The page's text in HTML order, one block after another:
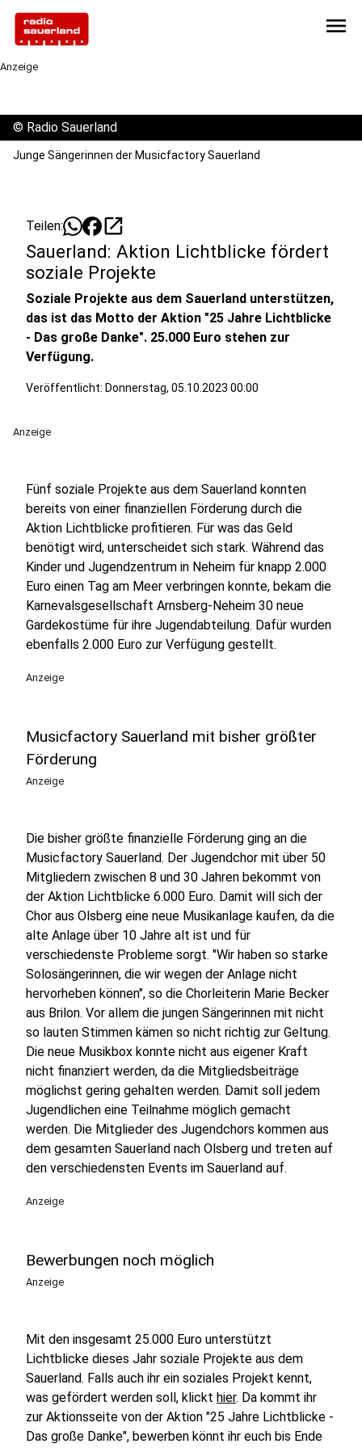
menu
Anzeige
© Radio Sauerland
Junge Sängerinnen der Musicfactory Sauerland
Teilen: open_in_new
Sauerland: Aktion Lichtblicke fördert
soziale Projekte
Soziale Projekte aus dem Sauerland unterstützen,
das ist das Motto der Aktion "25 Jahre Lichtblicke
- Das große Danke". 25.000 Euro stehen zur
Verfügung.
Veröffentlicht: Donnerstag, 05.10.2023 00:00
Anzeige
Fünf soziale Projekte aus dem Sauerland konnten
bereits von einer finanziellen Förderung durch die
Aktion Lichtblicke profitieren. Für was das Geld
benötigt wird, unterscheidet sich stark. Während das
Kinder und Jugendzentrum in Neheim für knapp 2.000
Euro einen Tag am Meer verbringen konnte, bekam die
Karnevalsgesellschaft Arnsberg-Neheim 30 neue
Gardekostüme für ihre Jugendabteilung. Dafür wurden
ebenfalls 2.000 Euro zur Verfügung gestellt.
Anzeige
Musicfactory Sauerland mit bisher größter
Förderung
Anzeige
Die bisher größte finanzielle Förderung ging an die
Musicfactory Sauerland. Der Jugendchor mit über 50
Mitgliedern zwischen 8 und 30 Jahren bekommt von
der Aktion Lichtblicke 6.000 Euro. Damit will sich der
Chor aus Olsberg eine neue Musikanlage kaufen, da die
alte Anlage über 10 Jahre alt ist und für
verschiedenste Probleme sorgt. "Wir haben so starke
Solosängerinnen, die wir wegen der Anlage nicht
hervorheben können", so die Chorleiterin Marie Becker
aus Brilon. Vor allem die jungen Sängerinnen mit nicht
so lauten Stimmen kämen so nicht richtig zur Geltung.
Die neue Musikbox konnte nicht aus eigener Kraft
nicht finanziert werden, da die Mitgliedsbeiträge
möglichst gering gehalten werden. Damit soll jedem
Jugendlichen eine Teilnahme möglich gemacht
werden. Die Mitglieder des Jugendchors kommen aus
dem gesamten Sauerland nach Olsberg und treten auf
den verschiedensten Events im Sauerland auf.
Anzeige
Bewerbungen noch möglich
Anzeige
Mit den insgesamt 25.000 Euro unterstützt
Lichtblicke dieses Jahr soziale Projekte aus dem
Sauerland. Falls auch ihr ein soziales Projekt kennt,
was gefördert werden soll, klickt hier. Da kommt ihr
zur Aktionsseite von der Aktion "25 Jahre Lichtblicke -
Das große Danke", bewerben könnt ihr euch bis Ende